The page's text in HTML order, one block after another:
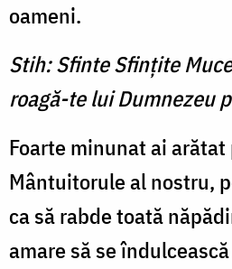
oameni.
Stih: Sfinte Sfinţite
roagă-te lui Dumnezeu
Foarte minunat ai arătat
Mântuitorule al nostru,
ca să rabde toată
amare să se